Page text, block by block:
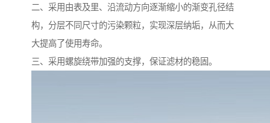
二、采用由表及里、沿流动方向逐渐缩小的渐变孔径结
构，分层不同尺寸的污染颗粒，实现深层纳垢，从而大
大提高了使用寿命。
三、采用螺旋绕带加强的支撑，保证滤材的稳固。